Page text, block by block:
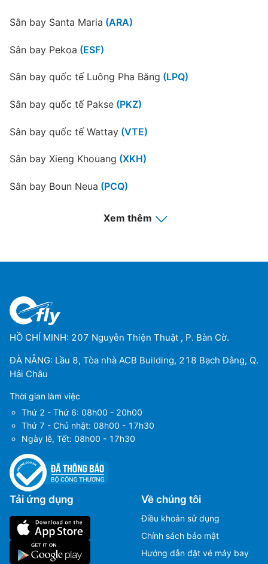
Sân bay Santa Maria (ARA)
Sân bay Pekoa (ESF)
Sân bay quốc tế Luông Pha Băng (LPQ)
Sân bay quốc tế Pakse (PKZ)
Sân bay quốc tế Wattay (VTE)
Sân bay Xieng Khouang (XKH)
Sân bay Boun Neua (PCQ)
Sân bay Luang Namtha (LXG)
Xem thêm
HỒ CHÍ MINH: 207 Nguyễn Thiện Thuật , P. Bàn Cờ.
ĐÀ NẴNG: Lầu 8, Tòa nhà ACB Building, 218 Bạch Đằng, Q.
Hải Châu
Thời gian làm việc
Thứ 2 - Thứ 6: 08h00 - 20h00
Thứ 7 - Chủ nhật: 08h00 - 17h30
Ngày lễ, Tết: 08h00 - 17h30
Tải ứng dụng Về chúng tôi
Điều khoản sử dụng
Chính sách bảo mật
Hướng dẫn đặt vé máy bay